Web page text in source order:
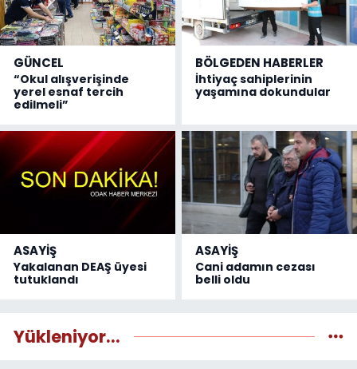
GÜNCEL
“Okul alışverişinde
yerel esnaf tercih
edilmeli”
BÖLGEDEN HABERLER
İhtiyaç sahiplerinin
yaşamına dokundular
ASAYİŞ
Yakalanan DEAŞ üyesi
tutuklandı
ASAYİŞ
Cani adamın cezası
belli oldu
Yükleniyor...